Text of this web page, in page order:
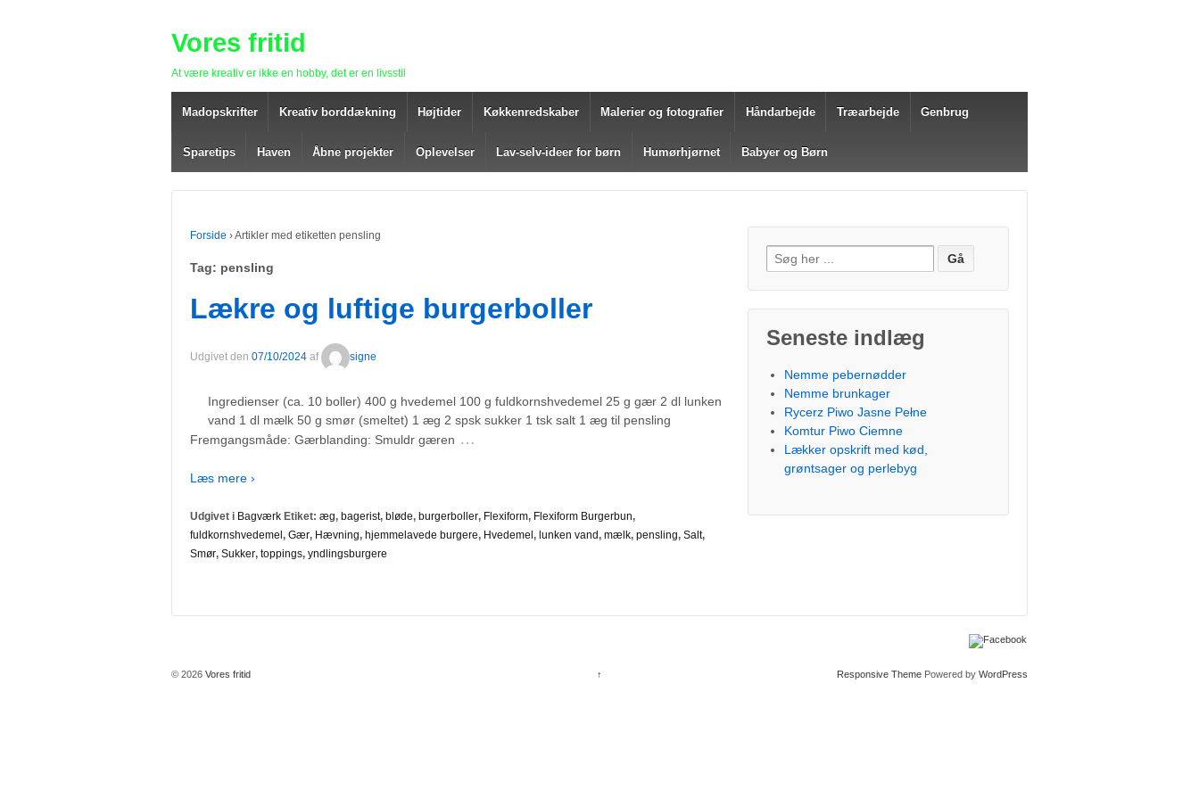
Vores fritid
At være kreativ er ikke en hobby, det er en livsstil
Madopskrifter Kreativ borddækning Højtider Køkkenredskaber Malerier og fotografier Håndarbejde Træarbejde Genbrug
Sparetips Haven Åbne projekter Oplevelser Lav-selv-ideer for børn Humørhjørnet Babyer og Børn
Forside ›Artikler med etiketten pensling
Tag: pensling
Lækre og luftige burgerboller
Udgivet den 07/10/2024 af signe
Ingredienser (ca. 10 boller) 400 g hvedemel 100 g fuldkornshvedemel 25 g gær 2 dl lunken
vand 1 dl mælk 50 g smør (smeltet) 1 æg 2 spsk sukker 1 tsk salt 1 æg til pensling
Fremgangsmåde: Gærblanding: Smuldr gæren …
Læs mere ›
Udgivet i Bagværk Etiket: æg, bagerist, bløde, burgerboller, Flexiform, Flexiform Burgerbun,
fuldkornshvedemel , Gær, Hævning, hjemmelavede burgere, Hvedemel , lunken vand, mælk, pensling, Salt,
Smør, Sukker, toppings, yndlingsburgere
Søg efter:
Seneste indlæg
Nemme pebernødder
Nemme brunkager
Rycerz Piwo Jasne Pełne
Komtur Piwo Ciemne
Lækker opskrift med kød,
grøntsager og perlebyg
© 2026 Vores fritid ↑ Responsive ThemePowered by WordPress